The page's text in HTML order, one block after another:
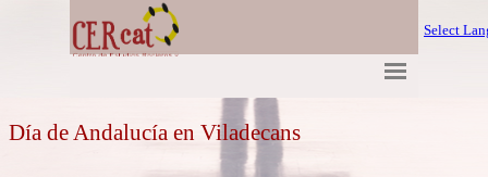
Select
Día de Andalucía en Viladecans